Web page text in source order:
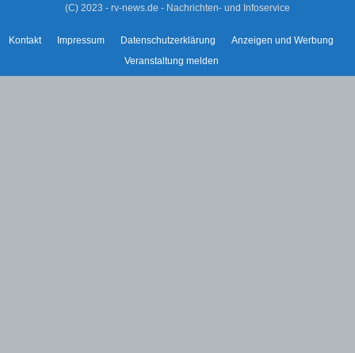
(C) 2023 - rv-news.de - Nachrichten- und Infoservice
Kontakt Impressum Datenschutzerklärung
Anzeigen und Werbung
Veranstaltung melden